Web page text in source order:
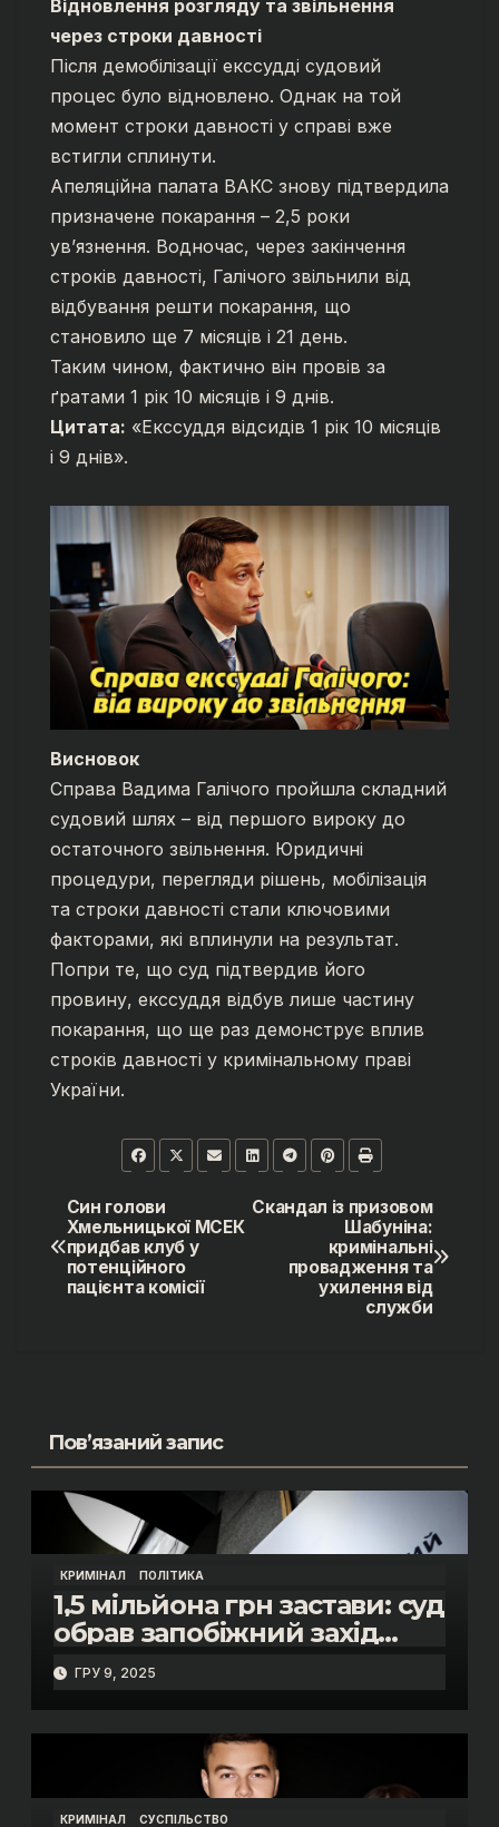
Відновлення розгляду та звільнення
через строки давності
Після демобілізації екссудді судовий
процес було відновлено. Однак на той
момент строки давності у справі вже
встигли сплинути.
Апеляційна палата ВАКС знову підтвердила
призначене покарання – 2,5 роки
ув’язнення. Водночас, через закінчення
строків давності, Галічого звільнили від
відбування решти покарання, що
становило ще 7 місяців і 21 день.
Таким чином, фактично він провів за
ґратами 1 рік 10 місяців і 9 днів.
Цитата: «Екссуддя відсидів 1 рік 10 місяців
і 9 днів».
Висновок
Справа Вадима Галічого пройшла складний
судовий шлях – від першого вироку до
остаточного звільнення. Юридичні
процедури, перегляди рішень, мобілізація
та строки давності стали ключовими
факторами, які вплинули на результат.
Попри те, що суд підтвердив його
провину, екссуддя відбув лише частину
покарання, що ще раз демонструє вплив
строків давності у кримінальному праві
України.
Навігація
записів
Скандал із призовом
Шабуніна:
кримінальні
провадження та
ухилення від
служби
Син голови
Хмельницької МСЕК
придбав клуб у
потенційного
пацієнта комісії
Пов’язаний запис
КРИМІНАЛ ПОЛІТИКА
1,5 мільйона грн застави: суд
обрав запобіжний захід
помічнику нардепки Анни
Скороход у справі про
«санкційний підкуп»
ГРУ 9, 2025
КРИМІНАЛ СУСПІЛЬСТВО